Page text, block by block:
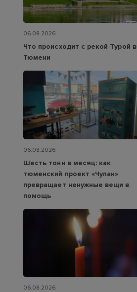
06.08.2026
Что происходит с рекой Турой в
Тюмени
06.08.2026
Шесть тонн в месяц: как
тюменский проект «Чулан»
превращает ненужные вещи в
помощь
06.08.2026